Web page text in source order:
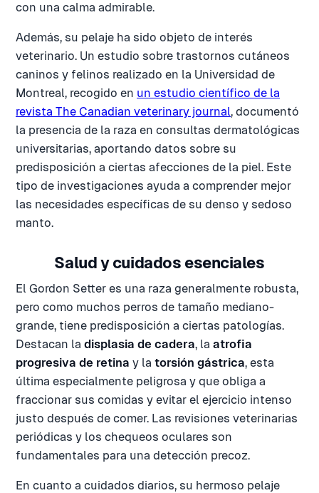
con una calma admirable.
Además, su pelaje ha sido objeto de interés
veterinario. Un estudio sobre trastornos cutáneos
caninos y felinos realizado en la Universidad de
Montreal, recogido en un estudio científico de la
revista The Canadian veterinary journal, documentó
la presencia de la raza en consultas dermatológicas
universitarias, aportando datos sobre su
predisposición a ciertas afecciones de la piel. Este
tipo de investigaciones ayuda a comprender mejor
las necesidades específicas de su denso y sedoso
manto.
Salud y cuidados esenciales
El Gordon Setter es una raza generalmente robusta,
pero como muchos perros de tamaño mediano-
grande, tiene predisposición a ciertas patologías.
Destacan la displasia de cadera, la atrofia
progresiva de retina y la torsión gástrica, esta
última especialmente peligrosa y que obliga a
fraccionar sus comidas y evitar el ejercicio intenso
justo después de comer. Las revisiones veterinarias
periódicas y los chequeos oculares son
fundamentales para una detección precoz.
En cuanto a cuidados diarios, su hermoso pelaje